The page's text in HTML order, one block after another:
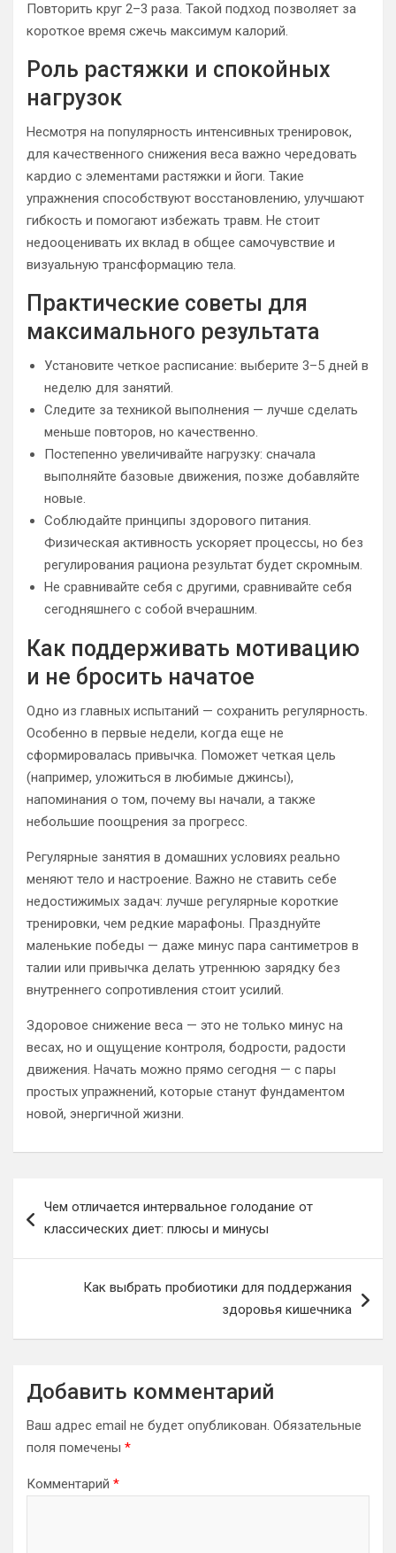
Повторить круг 2–3 раза. Такой подход позволяет за
короткое время сжечь максимум калорий.
Роль растяжки и спокойных
нагрузок
Несмотря на популярность интенсивных тренировок,
для качественного снижения веса важно чередовать
кардио с элементами растяжки и йоги. Такие
упражнения способствуют восстановлению, улучшают
гибкость и помогают избежать травм. Не стоит
недооценивать их вклад в общее самочувствие и
визуальную трансформацию тела.
Практические советы для
максимального результата
Установите четкое расписание: выберите 3–5 дней в
неделю для занятий.
Следите за техникой выполнения — лучше сделать
меньше повторов, но качественно.
Постепенно увеличивайте нагрузку: сначала
выполняйте базовые движения, позже добавляйте
новые.
Соблюдайте принципы здорового питания.
Физическая активность ускоряет процессы, но без
регулирования рациона результат будет скромным.
Не сравнивайте себя с другими, сравнивайте себя
сегодняшнего с собой вчерашним.
Как поддерживать мотивацию
и не бросить начатое
Одно из главных испытаний — сохранить регулярность.
Особенно в первые недели, когда еще не
сформировалась привычка. Поможет четкая цель
(например, уложиться в любимые джинсы),
напоминания о том, почему вы начали, а также
небольшие поощрения за прогресс.
Регулярные занятия в домашних условиях реально
меняют тело и настроение. Важно не ставить себе
недостижимых задач: лучше регулярные короткие
тренировки, чем редкие марафоны. Празднуйте
маленькие победы — даже минус пара сантиметров в
талии или привычка делать утреннюю зарядку без
внутреннего сопротивления стоит усилий.
Здоровое снижение веса — это не только минус на
весах, но и ощущение контроля, бодрости, радости
движения. Начать можно прямо сегодня — с пары
простых упражнений, которые станут фундаментом
новой, энергичной жизни.
по
Чем отличается интервальное голодание от
классических диет: плюсы и минусы
Как выбрать пробиотики для поддержания
здоровья кишечника
Добавить комментарий
Ваш адрес email не будет опубликован. Обязательные
поля помечены *
Комментарий *